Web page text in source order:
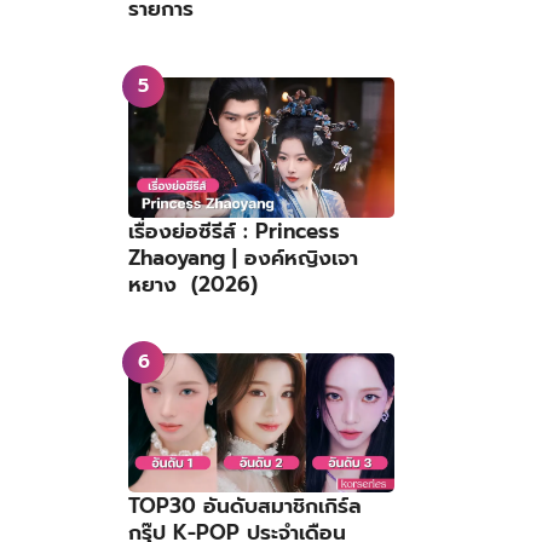
รายการ
เรื่องย่อซีรีส์ : Princess
Zhaoyang | องค์หญิงเจา
หยาง (2026)
TOP30 อันดับสมาชิกเกิร์ล
กรุ๊ป K-POP ประจำเดือน